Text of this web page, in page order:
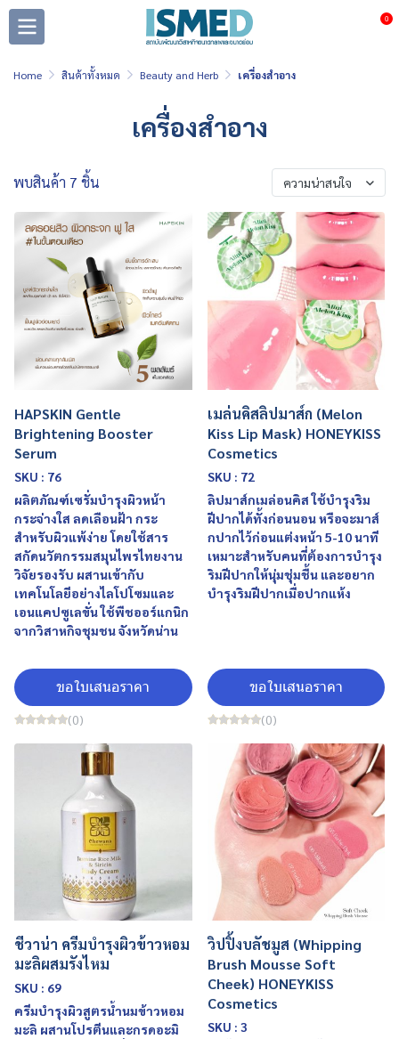
0
Home สินค้าทั้งหมด Beauty and Herb เครื่องสำอาง
เครื่องสำอาง
พบสินค้า 7 ชิ้น ความน่าสนใจ
HAPSKIN Gentle
Brightening Booster
Serum
SKU : 76
ผลิตภัณฑ์เซรั่มบำรุงผิวหน้า
กระจ่างใส ลดเลือนฝ้า กระ
สำหรับผิวแพ้ง่าย โดยใช้สาร
สกัดนวัตกรรมสมุนไพรไทยงาน
วิจัยรองรับ ผสานเข้ากับ
เทคโนโลยีอย่างไลโปโซมและ
เอนแคปซูเลขั่น ใช้พืชออร์แกนิก
จากวิสาหกิจชุมชน จังหวัดน่าน
ขอใบเสนอราคา
(0)
เมล่นคิสลิปมาส์ก (Melon
Kiss Lip Mask) HONEYKISS
Cosmetics
SKU : 72
ลิปมาส์กเมล่อนคิส ใช้บำรุงริม
ฝีปากได้ทั้งก่อนนอน หรือจะมาส์
กปากไว้ก่อนแต่งหน้า 5-10 นาที
เหมาะสำหรับคนที่ต้องการบำรุง
ริมฝีปากให้นุ่มชุ่มชื้น และอยาก
บำรุงริมฝีปากเมื่อปากแห้ง
ขอใบเสนอราคา
(0)
ชีวาน่า ครีมบำรุงผิวข้าวหอม
มะลิผสมรังไหม
SKU : 69
ครีมบำรุงผิวสูตรน้ำนมข้าวหอม
มะลิ ผสานโปรตีนและกรดอะมิ
วิปปิ้งบลัชมูส (Whipping
Brush Mousse Soft
Cheek) HONEYKISS
Cosmetics
SKU : 3